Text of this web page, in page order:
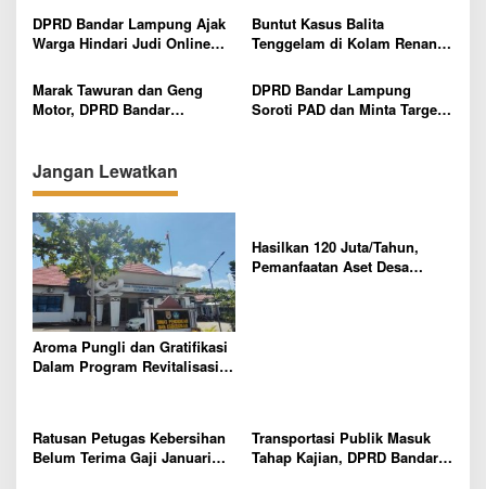
o
s
Pelaku Tak Dihentikan di
Tersangka Awal
dan Benahi SPMB
DPRD Bandar Lampung Ajak
Warga Hindari Judi Online
Buntut Kasus Balita
Tenggelam di Kolam Renang,
Evaluasi Menyeluruh Hotel
Marak Tawuran dan Geng
Motor, DPRD Bandar
DPRD Bandar Lampung
Soroti PAD dan Minta Target
Jangan Lewatkan
Aroma Pungli dan Gratifikasi
Dalam Program Revitalisasi
Hasilkan 120 Juta/Tahun,
Pemanfaatan Aset Desa
Ratusan Petugas Kebersihan
Belum Terima Gaji Januari
Transportasi Publik Masuk
Tahap Kajian, DPRD Bandar